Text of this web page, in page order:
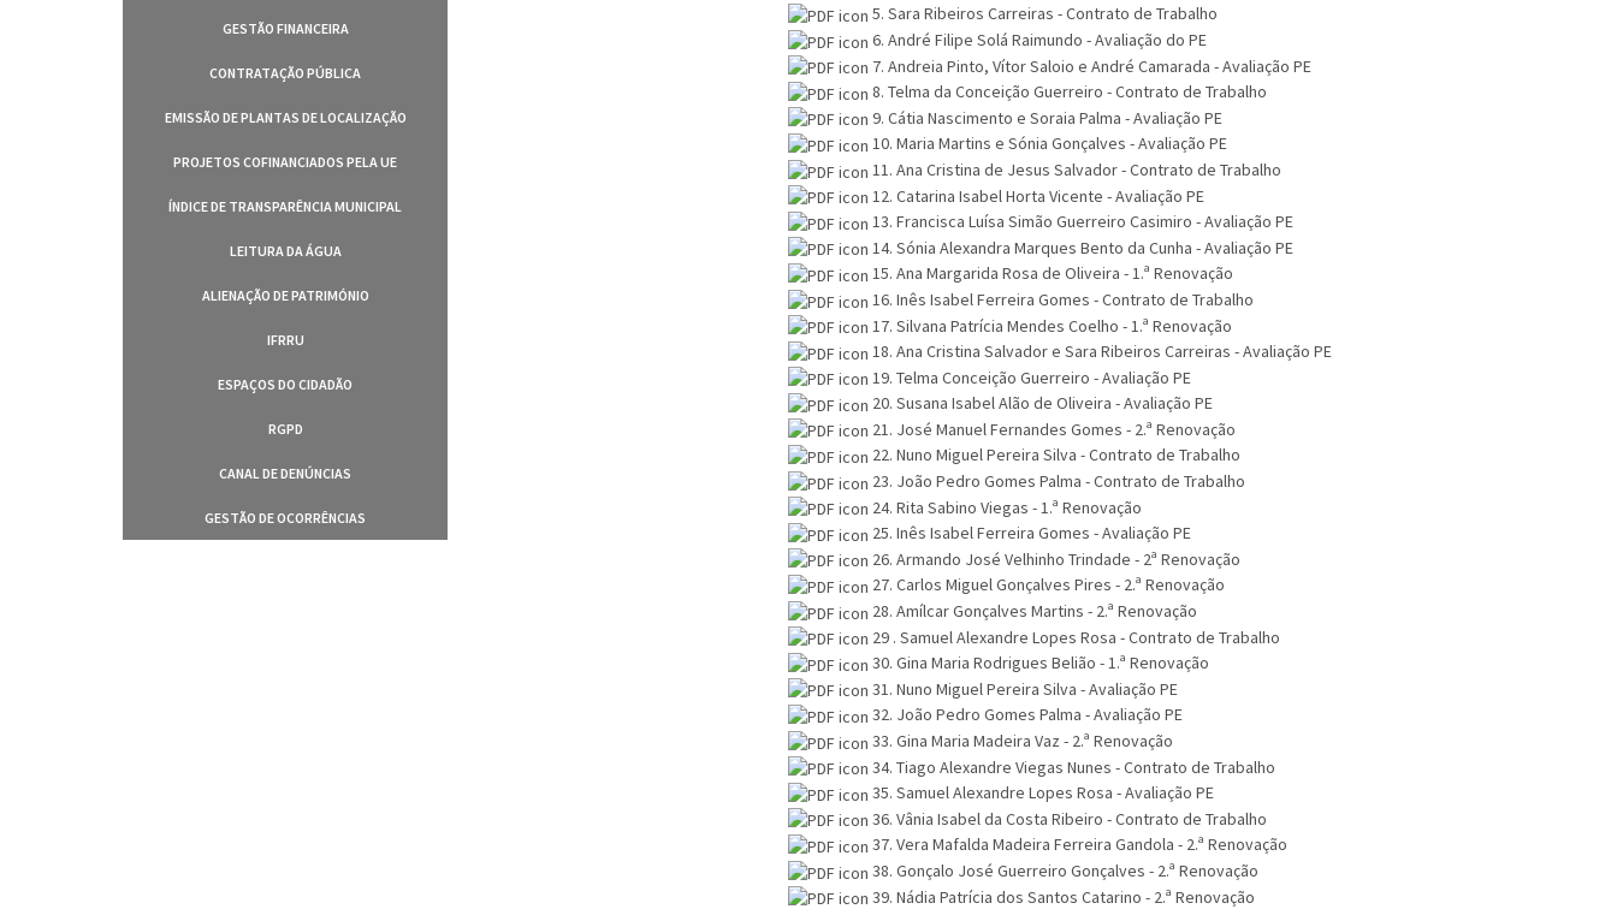
GESTÃO FINANCEIRA
CONTRATAÇÃO PÚBLICA
EMISSÃO DE PLANTAS DE LOCALIZAÇÃO
PROJETOS COFINANCIADOS PELA UE
ÍNDICE DE TRANSPARÊNCIA MUNICIPAL
LEITURA DA ÁGUA
ALIENAÇÃO DE PATRIMÓNIO
IFRRU
ESPAÇOS DO CIDADÃO
RGPD
CANAL DE DENÚNCIAS
GESTÃO DE OCORRÊNCIAS
5. Sara Ribeiros Carreiras - Contrato de Trabalho
6. André Filipe Solá Raimundo - Avaliação do PE
7. Andreia Pinto, Vítor Saloio e André Camarada - Avaliação PE
8. Telma da Conceição Guerreiro - Contrato de Trabalho
9. Cátia Nascimento e Soraia Palma - Avaliação PE
10. Maria Martins e Sónia Gonçalves - Avaliação PE
11. Ana Cristina de Jesus Salvador - Contrato de Trabalho
12. Catarina Isabel Horta Vicente - Avaliação PE
13. Francisca Luísa Simão Guerreiro Casimiro - Avaliação PE
14. Sónia Alexandra Marques Bento da Cunha - Avaliação PE
15. Ana Margarida Rosa de Oliveira - 1.ª Renovação
16. Inês Isabel Ferreira Gomes - Contrato de Trabalho
17. Silvana Patrícia Mendes Coelho - 1.ª Renovação
18. Ana Cristina Salvador e Sara Ribeiros Carreiras - Avaliação PE
19. Telma Conceição Guerreiro - Avaliação PE
20. Susana Isabel Alão de Oliveira - Avaliação PE
21. José Manuel Fernandes Gomes - 2.ª Renovação
22. Nuno Miguel Pereira Silva - Contrato de Trabalho
23. João Pedro Gomes Palma - Contrato de Trabalho
24. Rita Sabino Viegas - 1.ª Renovação
25. Inês Isabel Ferreira Gomes - Avaliação PE
26. Armando José Velhinho Trindade - 2ª Renovação
27. Carlos Miguel Gonçalves Pires - 2.ª Renovação
28. Amílcar Gonçalves Martins - 2.ª Renovação
29 . Samuel Alexandre Lopes Rosa - Contrato de Trabalho
30. Gina Maria Rodrigues Belião - 1.ª Renovação
31. Nuno Miguel Pereira Silva - Avaliação PE
32. João Pedro Gomes Palma - Avaliação PE
33. Gina Maria Madeira Vaz - 2.ª Renovação
34. Tiago Alexandre Viegas Nunes - Contrato de Trabalho
35. Samuel Alexandre Lopes Rosa - Avaliação PE
36. Vânia Isabel da Costa Ribeiro - Contrato de Trabalho
37. Vera Mafalda Madeira Ferreira Gandola - 2.ª Renovação
38. Gonçalo José Guerreiro Gonçalves - 2.ª Renovação
39. Nádia Patrícia dos Santos Catarino - 2.ª Renovação